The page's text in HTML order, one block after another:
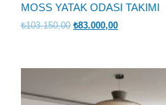
MOSS YATAK ODASI TAKIMI
₺103.150,00 Orijinal
₺83.000,00Şu